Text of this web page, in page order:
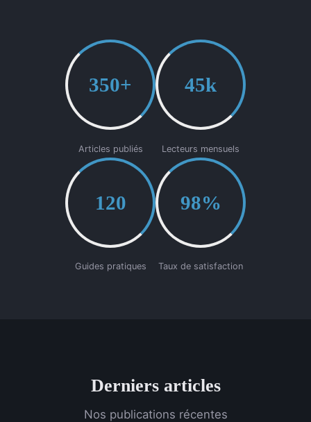
350+
Articles publiés
45k
Lecteurs mensuels
120
Guides pratiques
98%
Taux de satisfaction
Derniers articles
Nos publications récentes